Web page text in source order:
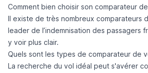
Comment bien choisir son comparateur
Il existe de très nombreux comparateurs
leader de l’indemnisation des passagers
y voir plus clair.
Quels sont les types de comparateur de
La recherche du vol idéal peut s'avérer